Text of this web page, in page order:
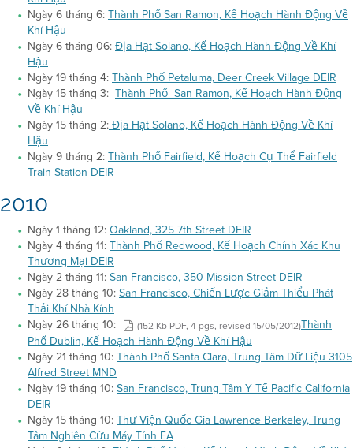
Ngày 6 tháng 6:Thành Phố San Ramon, Kế Hoạch Hành Động Về
Khí Hậu
Ngày 6 tháng 06:Địa Hạt Solano, Kế Hoạch Hành Động Về Khí
Hậu
Ngày 19 tháng 4:Thành Phố Petaluma, Deer Creek Village DEIR
Ngày 15 tháng 3: Thành Phố San Ramon, Kế Hoạch Hành Động
Về Khí Hậu
Ngày 15 tháng 2:Địa Hạt Solano, Kế Hoạch Hành Động Về Khí
Hậu
Ngày 9 tháng 2:Thành Phố Fairfield, Kế Hoạch Cụ Thể Fairfield
Train Station DEIR
2010
Ngày 1 tháng 12:Oakland, 325 7th Street DEIR
Ngày 4 tháng 11:Thành Phố Redwood, Kế Hoạch Chính Xác Khu
Thương Mại DEIR
Ngày 2 tháng 11:San Francisco, 350 Mission Street DEIR
Ngày 28 tháng 10:San Francisco, Chiến Lược Giảm Thiểu Phát
Thải Khí Nhà Kính
Ngày 26 tháng 10:
(152 Kb PDF, 4 pgs, revised 15/05/2012)Thành
Phố Dublin, Kế Hoạch Hành Động Về Khí Hậu
Ngày 21 tháng 10:Thành Phố Santa Clara, Trung Tâm Dữ Liệu 3105
Alfred Street MND
Ngày 19 tháng 10:San Francisco, Trung Tâm Y Tế Pacific California
DEIR
Ngày 15 tháng 10:Thư Viện Quốc Gia Lawrence Berkeley, Trung
Tâm Nghiên Cứu Máy Tính EA